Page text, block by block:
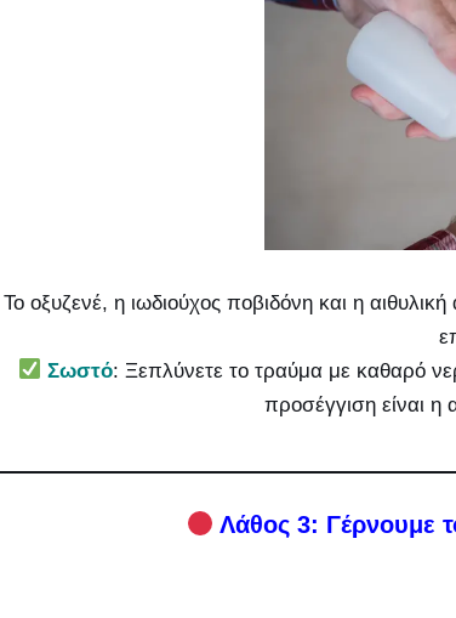
Το οξυζενέ, η ιωδιούχος ποβιδόνη και η
Σωστό: Ξεπλύνετε το τραύμα με καθαρό
προσέγγιση είναι
Λάθος 3: Γέρνουμε